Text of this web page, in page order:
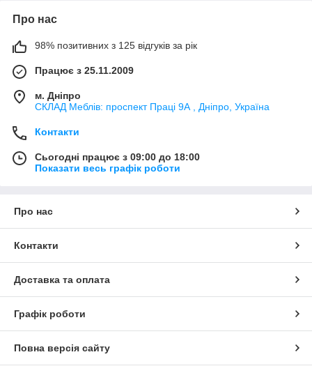
Про нас
98% позитивних з 125 відгуків за рік
Працює з 25.11.2009
м. Дніпро
СКЛАД Меблів: проспект Праці 9А , Дніпро, Україна
Контакти
Сьогодні працює з 09:00 до 18:00
Показати весь графік роботи
Про нас
Контакти
Доставка та оплата
Графік роботи
Повна версія сайту